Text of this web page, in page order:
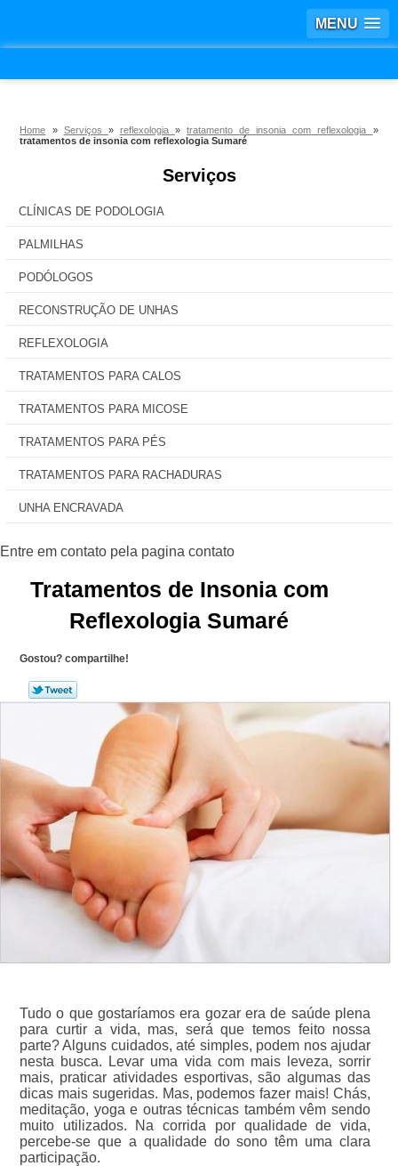
MENU
Home » Serviços » reflexologia »tratamento de insonia com reflexologia »
tratamentos de insonia com reflexologia Sumaré
Serviços
CLÍNICAS DE PODOLOGIA
PALMILHAS
PODÓLOGOS
RECONSTRUÇÃO DE UNHAS
REFLEXOLOGIA
TRATAMENTOS PARA CALOS
TRATAMENTOS PARA MICOSE
TRATAMENTOS PARA PÉS
TRATAMENTOS PARA RACHADURAS
UNHA ENCRAVADA
Tratamentos de Insonia com
Reflexologia Sumaré
Gostou? compartilhe!
Tudo o que gostaríamos era gozar era de saúde plena
para curtir a vida, mas, será que temos feito nossa
parte? Alguns cuidados, até simples, podem nos ajudar
nesta busca. Levar uma vida com mais leveza, sorrir
mais, praticar atividades esportivas, são algumas das
dicas mais sugeridas. Mas, podemos fazer mais! Chás,
meditação, yoga e outras técnicas também vêm sendo
muito utilizados. Na corrida por qualidade de vida,
percebe-se que a qualidade do sono têm uma clara
participação.